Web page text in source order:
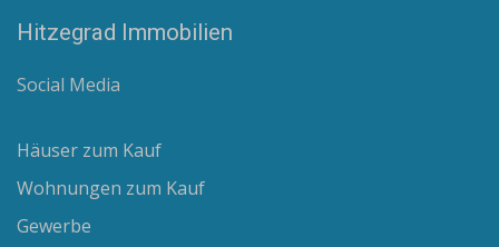
Hitzegrad Immobilien
Social Media
Häuser zum Kauf
Wohnungen zum Kauf
Gewerbe